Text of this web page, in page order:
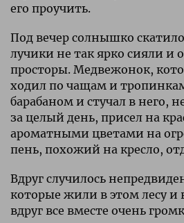
его проучить.
Под вечер солнышко
лучики не так ярко сияли и
просторы. Медвежонок,
ходил по чащам и
барабаном и стучал в него,
за целый день, присел на
ароматными цветами на
пень, похожий на кресло,
Вдруг случилось
которые жили в этом лесу и
вдруг все вместе очень